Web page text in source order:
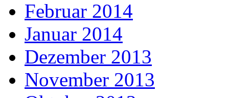
Februar 2014
Januar 2014
Dezember 2013
November 2013